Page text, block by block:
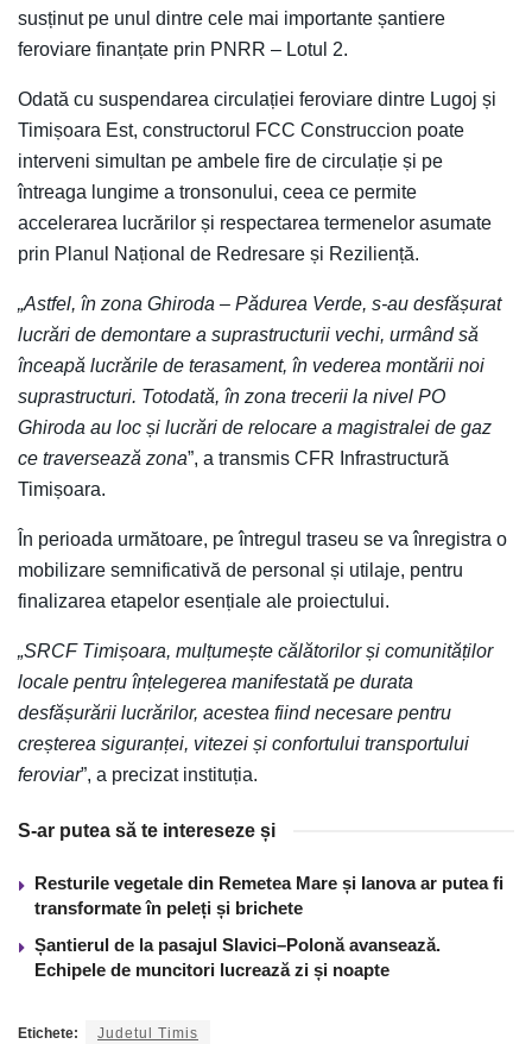
susținut pe unul dintre cele mai importante șantiere
feroviare finanțate prin PNRR – Lotul 2.
Odată cu suspendarea circulației feroviare dintre Lugoj și
Timișoara Est, constructorul FCC Construccion poate
interveni simultan pe ambele fire de circulație și pe
întreaga lungime a tronsonului, ceea ce permite
accelerarea lucrărilor și respectarea termenelor asumate
prin Planul Național de Redresare și Reziliență.
„Astfel, în zona Ghiroda – Pădurea Verde, s-au desfășurat
lucrări de demontare a suprastructurii vechi, urmând să
înceapă lucrările de terasament, în vederea montării noi
suprastructuri. Totodată, în zona trecerii la nivel PO
Ghiroda au loc și lucrări de relocare a magistralei de gaz
ce traversează zona”, a transmis CFR Infrastructură
Timișoara.
În perioada următoare, pe întregul traseu se va înregistra o
mobilizare semnificativă de personal și utilaje, pentru
finalizarea etapelor esențiale ale proiectului.
„SRCF Timișoara, mulțumește călătorilor și comunităților
locale pentru înțelegerea manifestată pe durata
desfășurării lucrărilor, acestea fiind necesare pentru
creșterea siguranței, vitezei și confortului transportului
feroviar”, a precizat instituția.
S-ar putea să te intereseze și
Resturile vegetale din Remetea Mare și Ianova ar putea fi
transformate în peleți și brichete
Șantierul de la pasajul Slavici–Polonă avansează.
Echipele de muncitori lucrează zi și noapte
Etichete: Judetul Timis